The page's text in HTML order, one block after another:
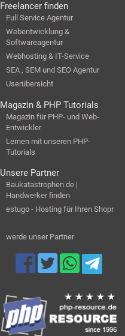
Freelancer finden
Full Service Agentur
Webentwicklung &
Softwareagentur
Webhosting & IT-Service
SEA , SEM und SEO Agentur
Userübersicht
Magazin & PHP Tutorials
Magazin für PHP- und Web-
Entwickler
Lernen mit unseren PHP-
Tutorials
Unsere Partner
Baukatastrophen.de |
Handwerker finden
estugo - Hosting für Ihren Shopr
werde unser Partner